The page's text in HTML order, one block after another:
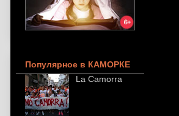
Популярное в КАМОРКЕ
La Camorra